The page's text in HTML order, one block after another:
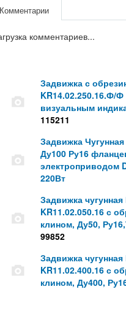
комментариев...
Задвижка с
KR14.02.250.16.Ф/Ф
визуальным
115211
Задвижка
Ду100 Ру16
электроприводом
220Вт
Задвижка
KR11.02.050.16 с
клином, Ду50,
99852
Задвижка
KR11.02.400.16 с
клином, Ду400,